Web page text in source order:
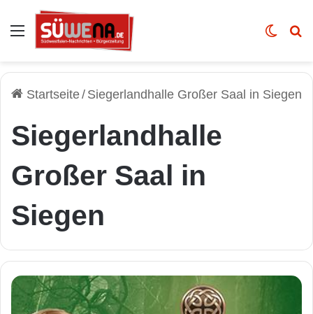
Auswahl Skin
Startseite/ Siegerlandhalle Großer Saal in Siegen
Siegerlandhalle
Großer Saal in
Siegen